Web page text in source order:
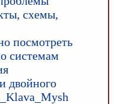
схемы,
посмотреть
системам
двойного